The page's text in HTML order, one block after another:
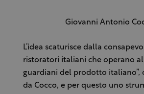
Giovanni Antonio
L’idea scaturisce dalla
ristoratori italiani che operano
guardiani del prodotto italiano”,
da Cocco, e per questo uno